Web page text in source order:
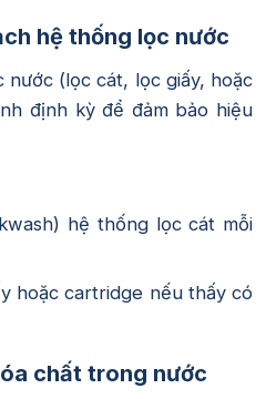
hệ thống lọc nước
nước (lọc cát, lọc giấy, hoặc
định kỳ để đảm bảo hiệu
hệ thống lọc cát mỗi
hoặc cartridge nếu thấy có
chất trong nước